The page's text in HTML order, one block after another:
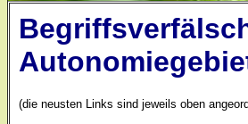
(die neusten Links sind jeweils oben